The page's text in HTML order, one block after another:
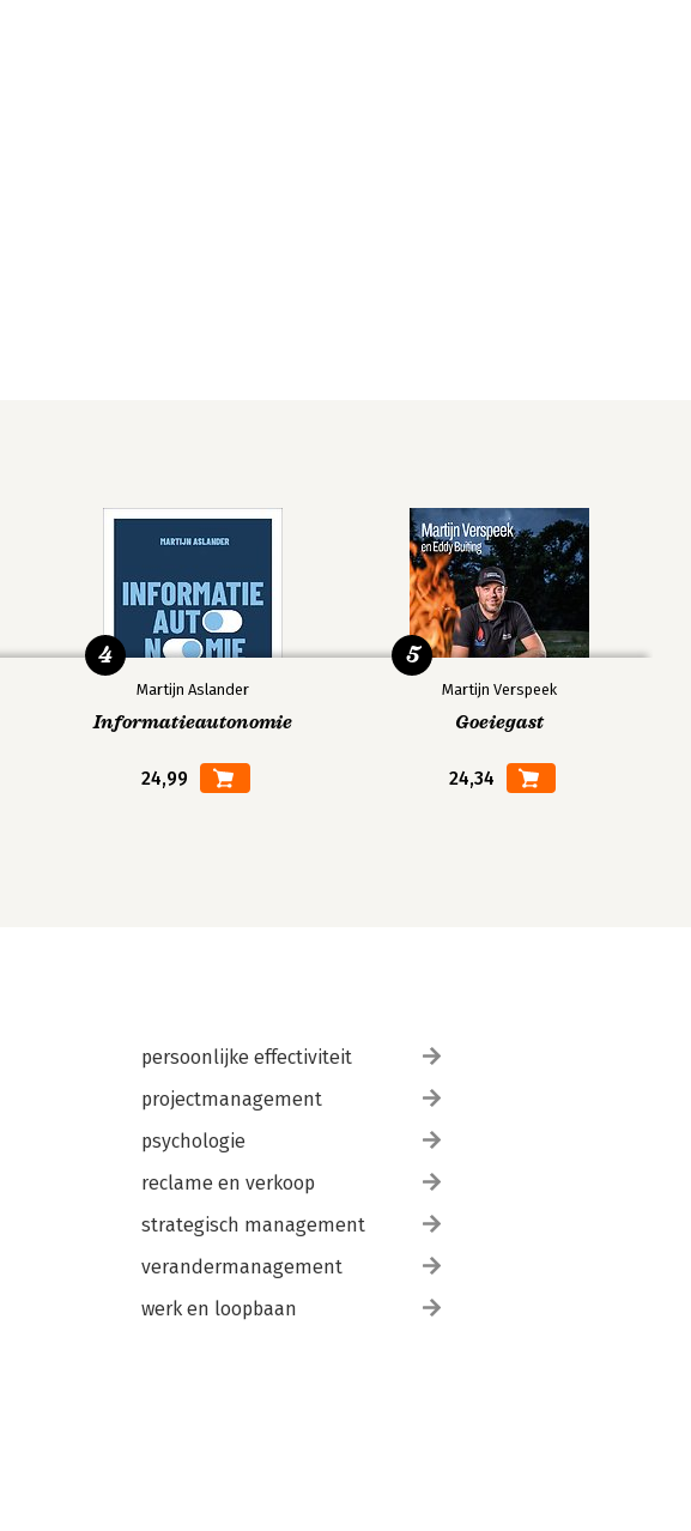
Martijn Aslander
Informatieautonomie
24,99
4
Martijn Verspeek
Goeiegast
24,34
5
persoonlijke effectiviteit
projectmanagement
psychologie
reclame en verkoop
strategisch management
verandermanagement
werk en loopbaan